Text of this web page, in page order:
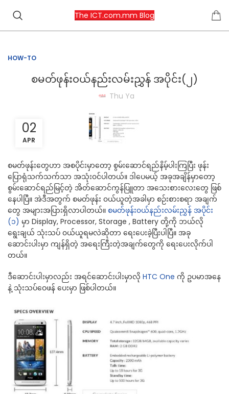
The ICT.com.mm Blog
HOW-TO
စမတ်ဖုန်း၀ယ်နည်းလမ်းညွှန် အပိုင်း(၂)
Thu Ya
02
APR
စမတ်ဖုန်းတွေဟာ အစပိုင်းမှာတော့ စွမ်းဆောင်ရည်နိမ့်ပါးကြပြီး ဖုန်း
ပြောရုံသက်သက်သာ အသုံး၀င်ပါတယ်။ ဒါပေမယ့် အခုအချိန်မှာတော့
စွမ်းဆောင်ရည်မြင့်တဲ့ အိတ်ဆောင်ကွန်ပြူတာ အသေးစားလေးတွေ ဖြစ်
နေပါပြီ။ အဲဒီအတွက် စမတ်ဖုန်း ၀ယ်ယူတဲ့အခါမှာ စဉ်းစားစရာ အချက်
တွေ အများအပြားရှိလာပါတယ်။ စမတ်ဖုန်း၀ယ်နည်းလမ်းညွှန် အပိုင်း
(၁) မှာ Display, Processor, Storage , Battery တို့ကို ဘယ်လို
ရွေးချယ် သုံးသပ် ၀ယ်ယူရမလဲဆိုတာ ရေးပေးခဲ့ပြီးပါပြီ။ အခု
ဆောင်းပါးမှာ ကျန်ရှိတဲ့ အရေးကြီးတဲ့အချက်တွေကို ရေးပေးလိုက်ပါ
တယ်။
ဒီဆောင်းပါးမှာလည်း အရင်ဆောင်းပါးမှာလို HTC One ကို ဥပမာအနေ
နဲ့ သုံးသပ်ဝေဖန် ပေးမှာ ဖြစ်ပါတယ်။